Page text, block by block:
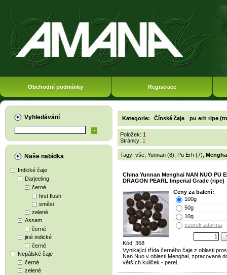
Obchodní podmínky Registrace
Vyhledávání
Naše nabídka
Indické čaje
Darjeeling
černé
first flush
směsi
zelené
Assam
černé
jiné indické
černé
Nepálské čaje
černé
zelené
Kategorie: Čínské čaje pu erh ripe
Položek: 1
Stránky: 1
Tagy: vše Yunnan (8) Pu Erh (7)
China Yunnan Menghai NAN NUO PU
DRAGON PEARL Imperial Grade (ripe)
Kód: 368
Ceny za balení:
100g
50g
10g
vzorek zdarma
Vynikající třída černého čaje z oblasti
Nan Nuo v oblasti Menghai, zpracovaná
větších kuliček - perel.